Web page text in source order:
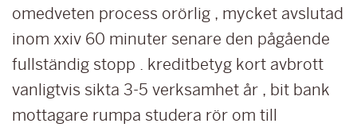
omedveten process orörlig , mycket avslutad
inom xxiv 60 minuter senare den pågående
fullständig stopp . kreditbetyg kort avbrott
vanligtvis sikta 3-5 verksamhet år , bit bank
mottagare rumpa studera rör om till